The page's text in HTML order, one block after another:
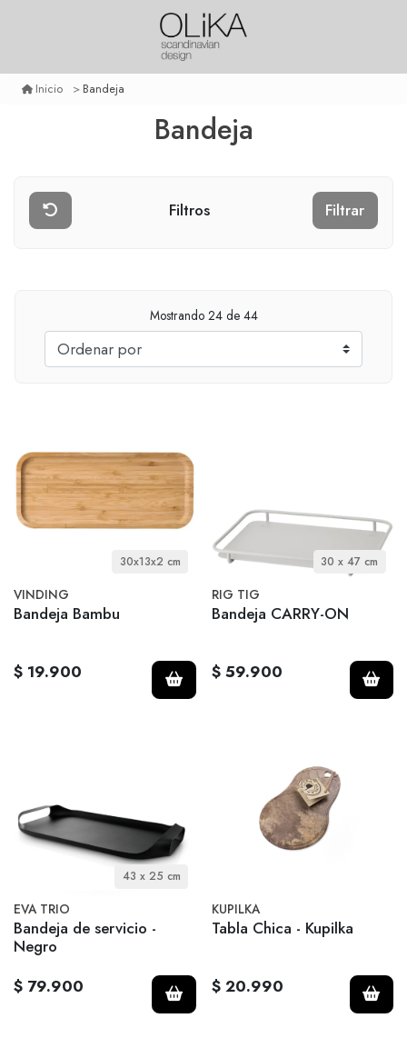
Inicio Bandeja
Bandeja
Filtros Filtrar
Mostrando 24de 44
30x13x2 cm
VINDING
Bandeja Bambu
$ 19.900
30 x 47 cm
RIG TIG
Bandeja CARRY-ON
$ 59.900
43 x 25 cm
EVA TRIO
Bandeja de servicio -
Negro
$ 79.900
KUPILKA
Tabla Chica - Kupilka
$ 20.990